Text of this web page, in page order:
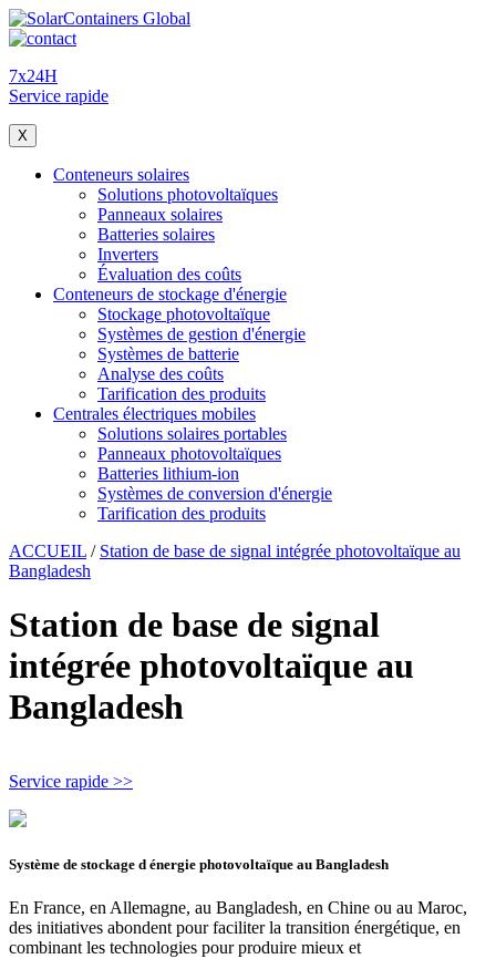
7x24H
Service rapide
X
Conteneurs solaires
Solutions photovoltaïques
Panneaux solaires
Batteries solaires
Inverters
Évaluation des coûts
Conteneurs de stockage d'énergie
Stockage photovoltaïque
Systèmes de gestion d'énergie
Systèmes de batterie
Analyse des coûts
Tarification des produits
Centrales électriques mobiles
Solutions solaires portables
Panneaux photovoltaïques
Batteries lithium-ion
Systèmes de conversion d'énergie
Tarification des produits
ACCUEIL / Station de base de signal intégrée photovoltaïque au
Bangladesh
Station de base de signal
intégrée photovoltaïque au
Bangladesh
Service rapide >>
Système de stockage d énergie photovoltaïque au Bangladesh
En France, en Allemagne, au Bangladesh, en Chine ou au Maroc,
des initiatives abondent pour faciliter la transition énergétique, en
combinant les technologies pour produire mieux et